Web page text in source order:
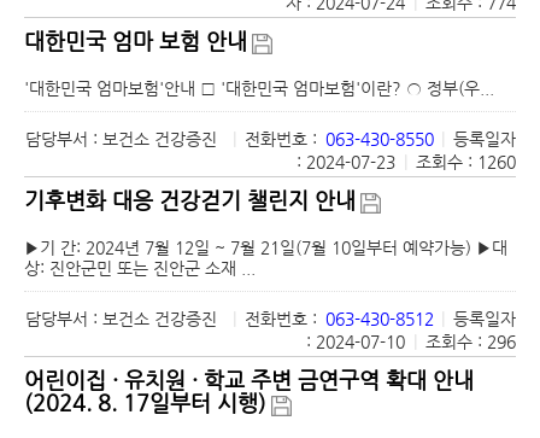
대한민국 엄마 보험 안내
'대한민국 엄마보험'안내 □ '대한민국 엄마보험'이란? ○ 정부(우...
담당부서 : 보건소 건강증진 전화번호 : 063-430-8550
등록일자
: 2024-07-23
조회수 : 1260
기후변화 대응 건강걷기 챌린지 안내
▶기 간: 2024년 7월 12일 ~ 7월 21일(7월 10일부터 예약가능) ▶대
상: 진안군민 또는 진안군 소재 ...
담당부서 : 보건소 건강증진 | 전화번호 : 063-430-8512 | 등록일자
: 2024-07-10 | 조회수 : 296
어린이집 · 유치원 · 학교 주변 금연구역 확대 안내
(2024. 8. 17일부터 시행)